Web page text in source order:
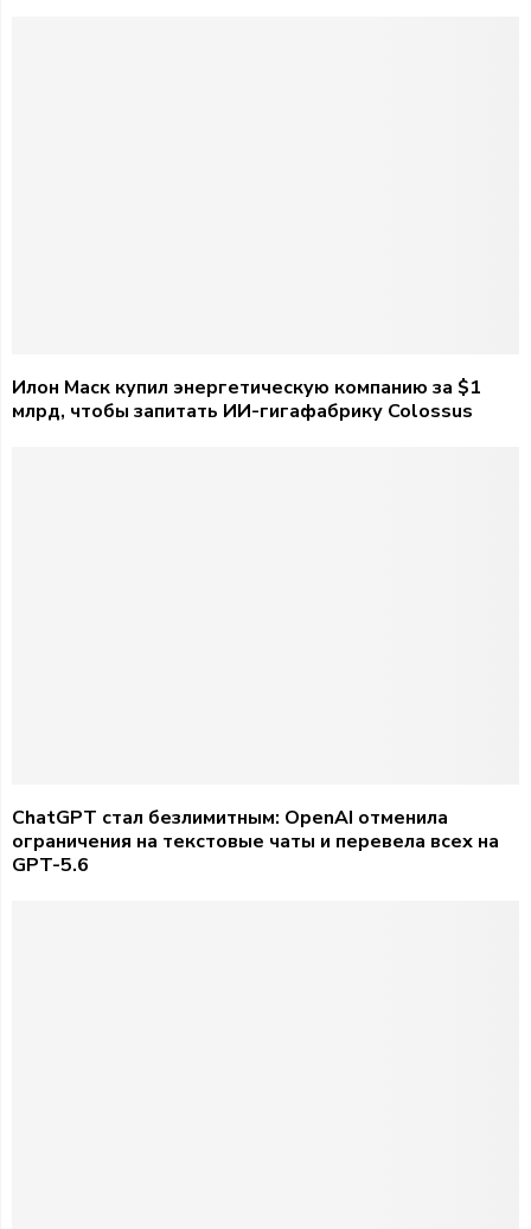
Илон Маск купил энергетическую компанию за $1
млрд, чтобы запитать ИИ-гигафабрику Colossus
ChatGPT стал безлимитным: OpenAI отменила
ограничения на текстовые чаты и перевела всех на
GPT-5.6